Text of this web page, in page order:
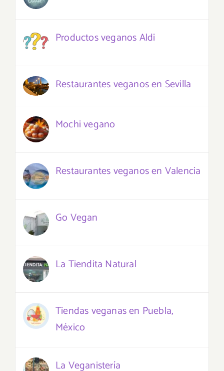
Productos veganos Aldi
Restaurantes veganos en Sevilla
Mochi vegano
Restaurantes veganos en Valencia
Go Vegan
La Tiendita Natural
Tiendas veganas en Puebla,
México
La Veganistería